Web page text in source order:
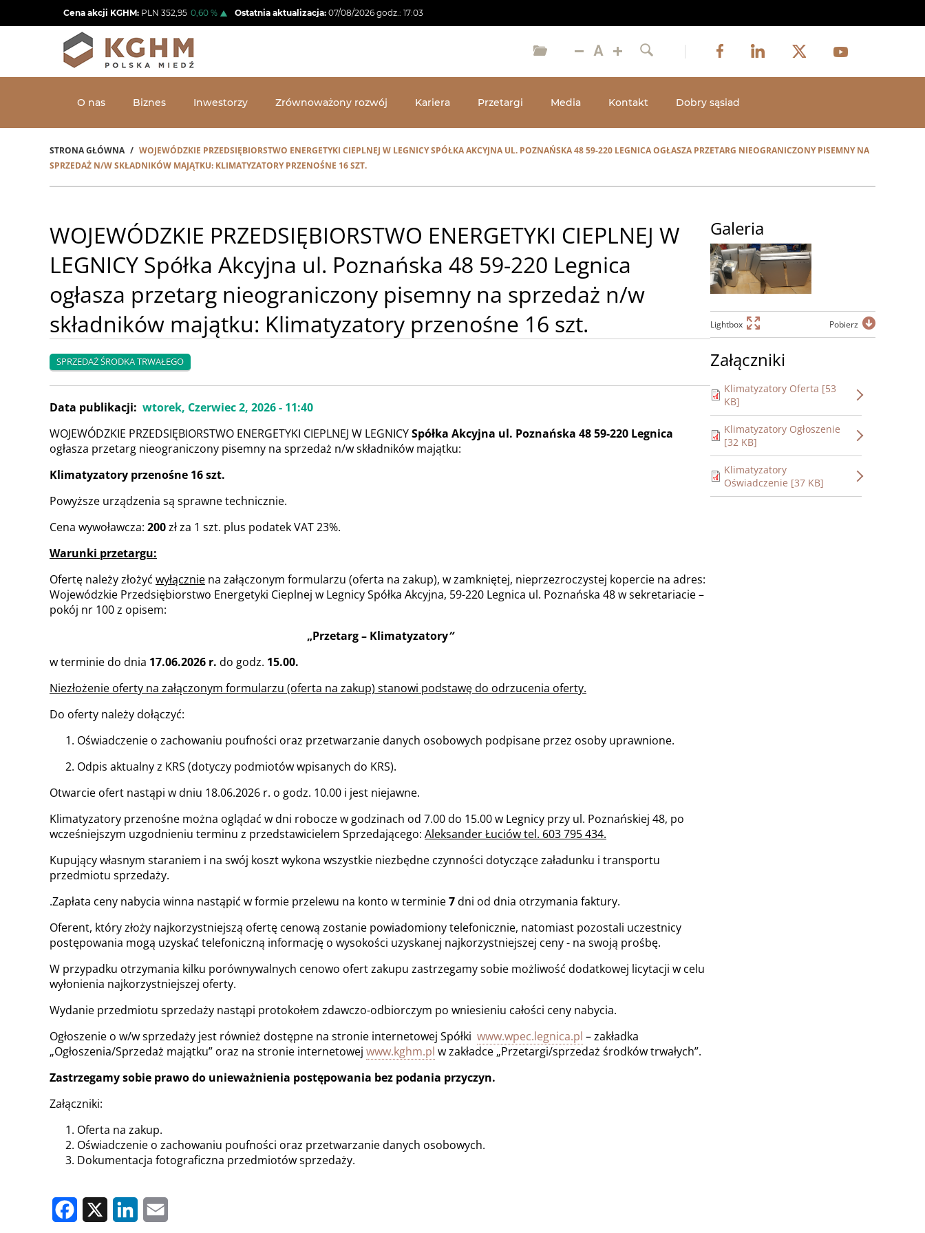
do
Cena akcji KGHM: PLN 352,95 0,60 % Ostatnia aktualizacja: 07/08/2026 godz.: 17:03
Szukaj
Social
media
Facebook
Obraz
LinkedIn
Obraz
Twitter
Obraz
Youtube
Obraz
O nas Biznes Inwestorzy Zrównoważony rozwój Kariera Przetargi Media Kontakt Dobry sąsiad
Ścieżka
nawigacyjna
STRONA GŁÓWNA
WOJEWÓDZKIE PRZEDSIĘBIORSTWO ENERGETYKI CIEPLNEJ W LEGNICY SPÓŁKA AKCYJNA UL. POZNAŃSKA 48 59-220 LEGNICA OGŁASZA PRZETARG NIEOGRANICZONY PISEMNY NA
SPRZEDAŻ N/W SKŁADNIKÓW MAJĄTKU: KLIMATYZATORY PRZENOŚNE 16 SZT.
WOJEWÓDZKIE PRZEDSIĘBIORSTWO ENERGETYKI CIEPLNEJ W
LEGNICY Spółka Akcyjna ul. Poznańska 48 59-220 Legnica
ogłasza przetarg nieograniczony pisemny na sprzedaż n/w
składników majątku: Klimatyzatory przenośne 16 szt.
SPRZEDAŻ ŚRODKA TRWAŁEGO
Data publikacji
wtorek, Czerwiec 2, 2026 - 11:40
WOJEWÓDZKIE PRZEDSIĘBIORSTWO ENERGETYKI CIEPLNEJ W LEGNICYSpółka Akcyjna ul. Poznańska 48 59-220 Legnica
ogłasza przetarg nieograniczony pisemny na sprzedaż n/w składników majątku:
Klimatyzatory przenośne 16 szt.
Powyższe urządzenia są sprawne technicznie.
Cena wywoławcza: 200zł za 1 szt. plus podatek VAT 23%.
Warunki przetargu:
Ofertę należy złożyć wyłącznie na załączonym formularzu (oferta na zakup), w zamkniętej, nieprzezroczystej kopercie na adres:
Wojewódzkie Przedsiębiorstwo Energetyki Cieplnej w Legnicy Spółka Akcyjna, 59-220 Legnica ul. Poznańska 48 w sekretariacie –
pokój nr 100 z opisem:
„Przetarg – Klimatyzatory”
w terminie do dnia 17.06.2026 r. do godz. 15.00.
Niezłożenie oferty na załączonym formularzu (oferta na zakup) stanowi podstawę do odrzucenia oferty.
Do oferty należy dołączyć:
Oświadczenie o zachowaniu poufności oraz przetwarzanie danych osobowych podpisane przez osoby uprawnione.
Odpis aktualny z KRS (dotyczy podmiotów wpisanych do KRS).
Otwarcie ofert nastąpi w dniu 18.06.2026 r. o godz. 10.00 i jest niejawne.
Klimatyzatory przenośne można oglądać w dni robocze w godzinach od 7.00 do 15.00 w Legnicy przy ul. Poznańskiej 48, po
wcześniejszym uzgodnieniu terminu z przedstawicielem Sprzedającego: Aleksander Łuciów tel. 603 795 434.
Kupujący własnym staraniem i na swój koszt wykona wszystkie niezbędne czynności dotyczące załadunku i transportu
przedmiotu sprzedaży.
.Zapłata ceny nabycia winna nastąpić w formie przelewu na konto w terminie7dni od dnia otrzymania faktury.
Oferent, który złoży najkorzystniejszą ofertę cenową zostanie powiadomiony telefonicznie, natomiast pozostali uczestnicy
postępowania mogą uzyskać telefoniczną informację o wysokości uzyskanej najkorzystniejszej ceny - na swoją prośbę.
W przypadku otrzymania kilku porównywalnych cenowo ofert zakupu zastrzegamy sobie możliwość dodatkowej licytacji w celu
wyłonienia najkorzystniejszej oferty.
Wydanie przedmiotu sprzedaży nastąpi protokołem zdawczo-odbiorczym po wniesieniu całości ceny nabycia.
Ogłoszenie o w/w sprzedaży jest również dostępne na stronie internetowej Spółki www.wpec.legnica.pl – zakładka
„Ogłoszenia/Sprzedaż majątku” oraz na stronie internetowej www.kghm.pl w zakładce „Przetargi/sprzedaż środków trwałych”.
Zastrzegamy sobie prawo do unieważnienia postępowania bez podania przyczyn.
Załączniki:
Oferta na zakup.
Oświadczenie o zachowaniu poufności oraz przetwarzanie danych osobowych.
Dokumentacja fotograficzna przedmiotów sprzedaży.
Facebook LinkedIn
Galeria
Lightbox Pobierz
Załączniki
Klimatyzatory Oferta [53
KB]
Klimatyzatory Ogłoszenie
[32 KB]
Klimatyzatory
Oświadczenie [37 KB]